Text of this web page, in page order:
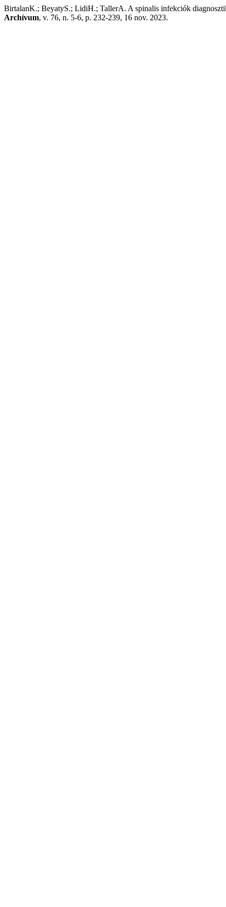
BirtalanK.; BeyatyS.; LidiH.; TallerA. A spinalis infekciók
Archívum, v. 76, n. 5-6, p. 232-239, 16 nov. 2023.